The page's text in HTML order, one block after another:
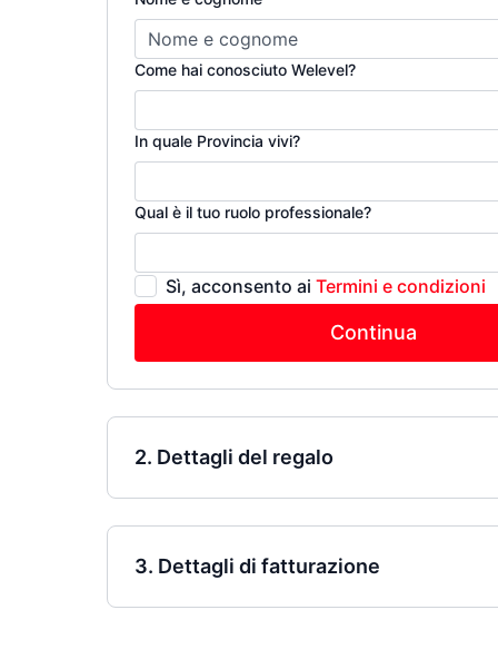
Come hai conosciuto Welevel?
In quale Provincia vivi?
Qual è il tuo ruolo professionale?
Sì, acconsento ai Termini e condizioni
Continua
2. Dettagli del regalo
3. Dettagli di fatturazione